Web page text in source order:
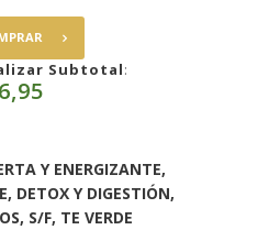
Subtotal:
Y ENERGIZANTE,
, DETOX Y DIGESTIÓN,
, S/F, TE VERDE